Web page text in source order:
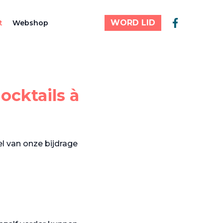
Webshop WORD LID
à
van onze bijdrage